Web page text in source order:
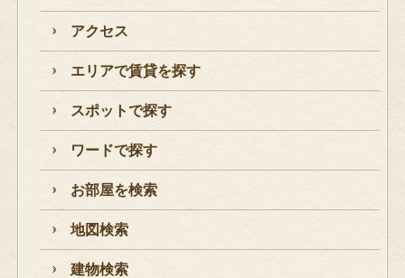
アクセス
エリアで賃貸を探す
スポットで探す
ワードで探す
お部屋を検索
地図検索
建物検索